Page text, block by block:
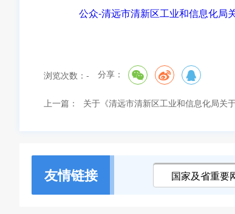
公众-清远市清新区工业和信息化局
浏览次数： - 分享：
上一篇： 关于《清远市清新区工业和信息化局关
友情链接 国家及省重要